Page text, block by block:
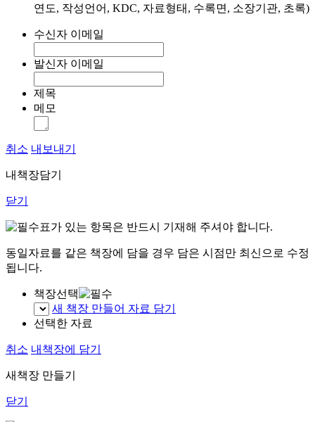
연도, 작성언어, KDC, 자료형태, 수록면, 소장기관, 초록)
수신자 이메일
발신자 이메일
제목
메모
취소 내보내기
내책장담기
닫기
표가 있는 항목은 반드시 기재해 주셔야 합니다.
동일자료를 같은 책장에 담을 경우 담은 시점만 최신으로 수정
됩니다.
책장선택
새 책장 만들어 자료 담기
선택한 자료
취소 내책장에 담기
새책장 만들기
닫기